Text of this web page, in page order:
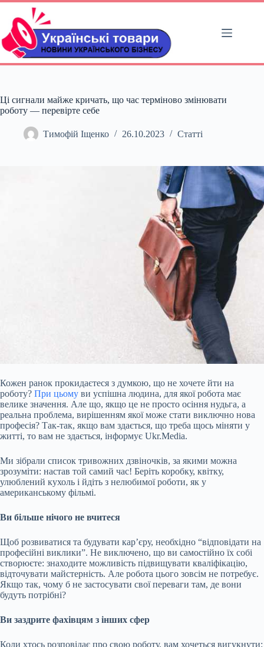
Перейти
вмісту
Ці сигнали майже кричать, що час терміново змінювати
роботу — перевірте себе
Тимофій Іщенко 26.10.2023 Статті
Кожен ранок прокидаєтеся з думкою, що не хочете йти на
роботу? При цьому ви успішна людина, для якої робота має
велике значення. Але що, якщо це не просто осіння нудьга, а
реальна проблема, вирішенням якої може стати виключно нова
професія? Так-так, якщо вам здається, що треба щось міняти у
житті, то вам не здається, інформує Ukr.Media.
Ми зібрали список тривожних дзвіночків, за якими можна
зрозуміти: настав той самий час! Беріть коробку, квітку,
улюблений кухоль і йдіть з нелюбимої роботи, як у
американському фільмі.
Ви більше нічого не вчитеся
Щоб розвиватися та будувати кар’єру, необхідно “відповідати на
професійні виклики”. Не виключено, що ви самостійно їх собі
створюєте: знаходите можливість підвищувати кваліфікацію,
відточувати майстерність. Але робота цього зовсім не потребує.
Якщо так, чому б не застосувати свої переваги там, де вони
будуть потрібні?
Ви заздрите фахівцям з інших сфер
Коли хтось розповідає про свою роботу, вам хочеться вигукнути: